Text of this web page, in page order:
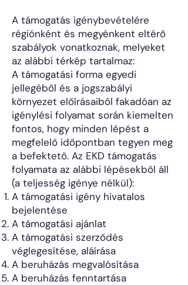
A támogatás igénybevételére
régiónként és megyénkent eltérő
szabályok vonatkoznak, melyeket
az alábbi térkép tartalmaz:
A támogatási forma egyedi
jellegéből és a jogszabályi
környezet előírásaiból fakadóan az
igénylési folyamat során kiemelten
fontos, hogy minden lépést a
megfelelő időpontban tegyen meg
a befektető. Az EKD támogatás
folyamata az alábbi lépésekből áll
(a teljesség igénye nélkül):
A támogatási igény hivatalos
bejelentése
A támogatási ajánlat
A támogatási szerződés
véglegesítése, aláírása
A beruházás megvalósítása
A beruházás fenntartása